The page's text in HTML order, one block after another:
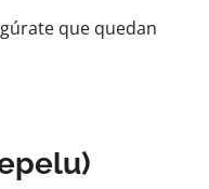
que quedan